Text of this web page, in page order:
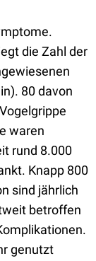
die Zahl der
80 davon
waren
rund 8.000
Knapp 800
sind jährlich
betroffen
genutzt